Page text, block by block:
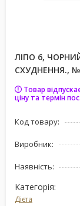
ЛІПО 6,
СХУДНЕННЯ.,
Товар
ціну та термін
Код товару:
Виробник:
Наявність:
Категорія:
Дієта